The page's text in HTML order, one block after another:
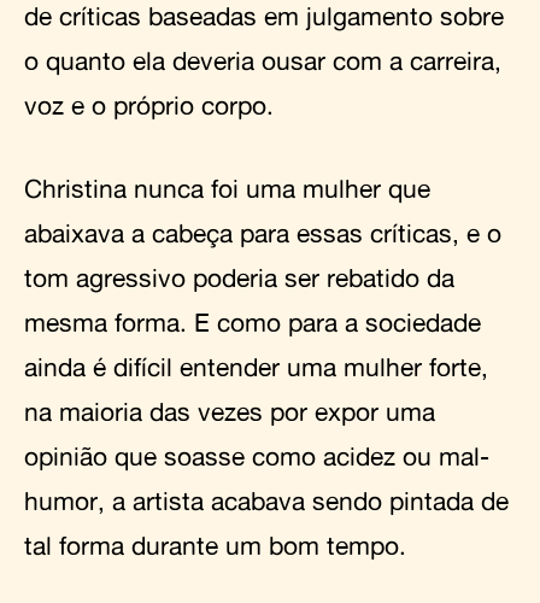
de críticas baseadas em julgamento sobre
o quanto ela deveria ousar com a carreira,
voz e o próprio corpo.
Christina nunca foi uma mulher que
abaixava a cabeça para essas críticas, e o
tom agressivo poderia ser rebatido da
mesma forma. E como para a sociedade
ainda é difícil entender uma mulher forte,
na maioria das vezes por expor uma
opinião que soasse como acidez ou mal-
humor, a artista acabava sendo pintada de
tal forma durante um bom tempo.